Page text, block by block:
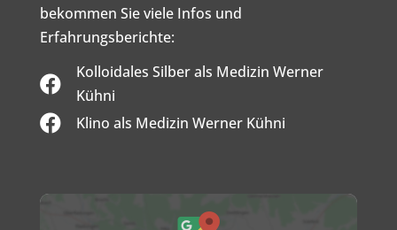
bekommen Sie viele Infos und
Erfahrungsberichte:

Kolloidales Silber als Medizin Werner
Kühni
 Klino als Medizin Werner Kühni
Inhalt